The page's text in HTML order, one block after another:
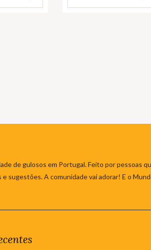
de gulosos em Portugal. Feito por pessoas
sugestões. A comunidade vai adorar! E o